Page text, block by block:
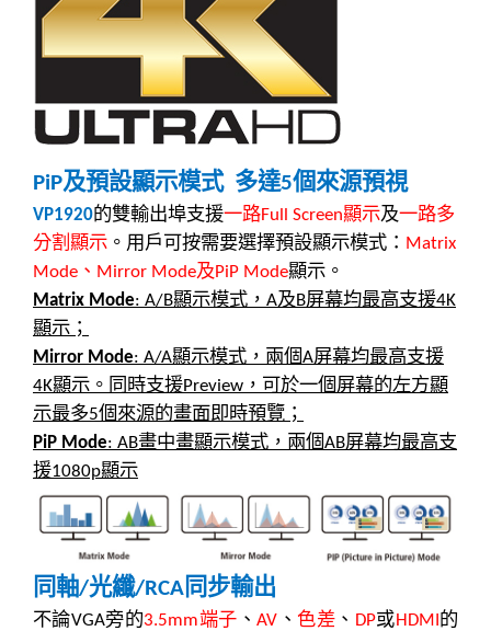
PiP及預設顯示模式 多達5個來源預視
VP1920的雙輸出埠支援一路Full Screen顯示及一路多
分割顯示 。用戶可按需要選擇預設顯示模式： Matrix
Mode 、 Mirror Mode及PiP Mode顯示。
Matrix Mode: A/B顯示模式， A及B屏幕均最高支援4K
顯示；
Mirror Mode: A/A顯示模式，兩個A屏幕均最高支援
4K顯示。同時支援Preview ，可於一個屏幕的左方顯
示最多5個來源的畫面即時預覽；
PiP Mode: AB畫中畫顯示模式，兩個AB屏幕均最高支
援1080p顯示
同軸/光纖/RCA 同步輸出
不論VGA旁的3.5mm端子 、AV 、 色差 、 DP或HDMI 的